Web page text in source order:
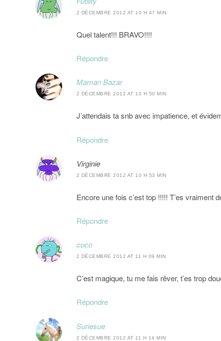
2 DÉCEMBRE 2012 AT 10 H 47 MIN
Quel talent!!! BRAVO!!!!
Répondre
Maman Bazar
2 DÉCEMBRE 2012 AT 10 H 50 MIN
J’attendais ta snb avec impatience, et
Répondre
Virginie
2 DÉCEMBRE 2012 AT 10 H 53 MIN
Encore une fois c’est top !!!!! T’es vraiment
Répondre
coco
2 DÉCEMBRE 2012 AT 11 H 09 MIN
C’est magique, tu me fais rêver, t’es trop
Répondre
Suriesue
2 DÉCEMBRE 2012 AT 11 H 14 MIN